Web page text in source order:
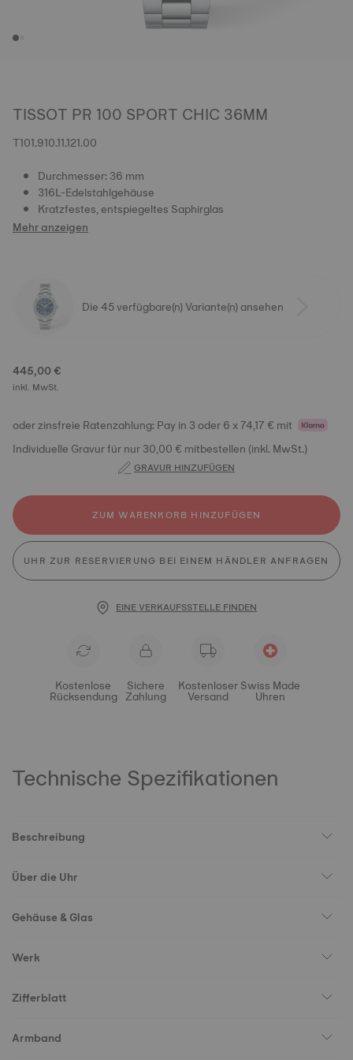
TISSOT PR 100 SPORT CHIC 36MM
T101.910.11.121.00
Durchmesser: 36 mm
316L-Edelstahlgehäuse
Kratzfestes, entspiegeltes Saphirglas
Mehr anzeigen
Die 45 verfügbare(n) Variante(n) ansehen
445,00 €
inkl. MwSt.
oder zinsfreie Ratenzahlung: Pay in 3 oder 6 x 74,17 € mit
Individuelle Gravur für nur 30,00 € mitbestellen (inkl. MwSt.)
GRAVUR HINZUFÜGEN
ZUM WARENKORB HINZUFÜGEN
UHR ZUR RESERVIERUNG BEI EINEM HÄNDLER ANFRAGEN
EINE VERKAUFSSTELLE FINDEN
Kostenlose
Rücksendung
Sichere
Zahlung
Kostenloser
Versand
Swiss Made
Uhren
Technische Spezifikationen
Beschreibung
Über die Uhr
Gehäuse & Glas
Werk
Zifferblatt
Armband